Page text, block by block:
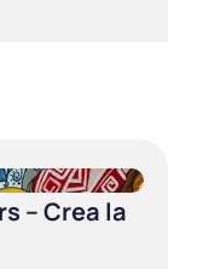
– Crea la